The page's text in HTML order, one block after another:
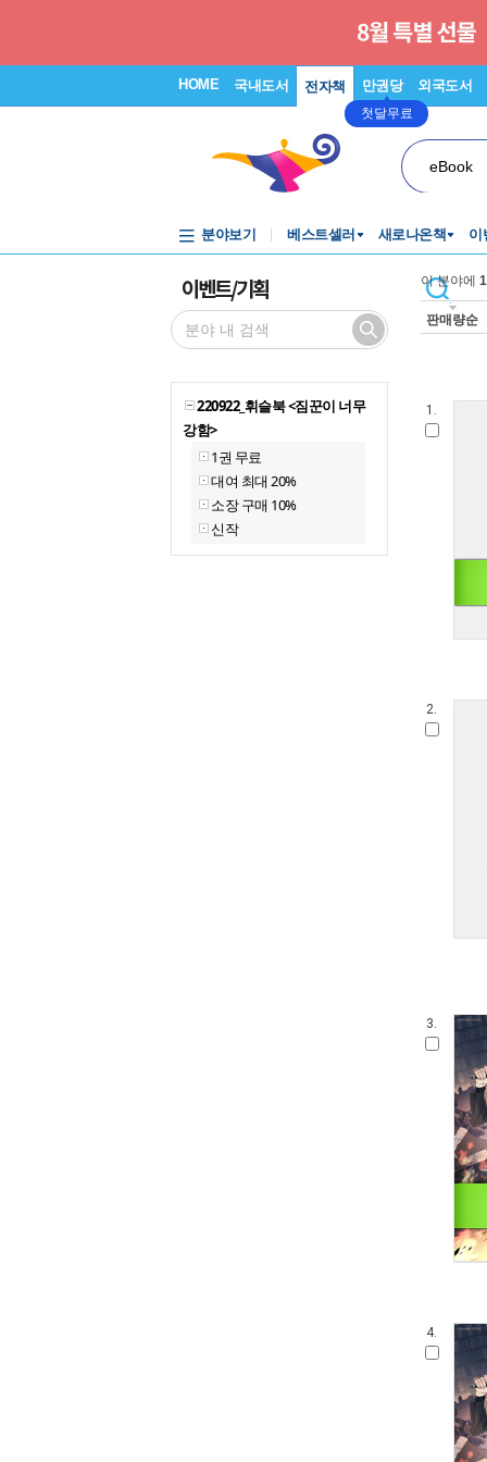
HOME 국내도서 전자책 만권당
첫달무료
외국도서
eBook
분야보기 베스트셀러 새로나온책 이
이벤트/기획
220922_휘슬북 <짐꾼이 너무
강함>
1권 무료
대여 최대 20%
소장 구매 10%
신작
이 분야에
판매량순
1.
2.
3.
4.